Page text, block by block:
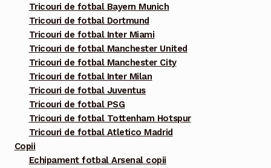
Tricouri de fotbal Bayern Munich
Tricouri de fotbal Dortmund
Tricouri de fotbal Inter Miami
Tricouri de fotbal Manchester United
Tricouri de fotbal Manchester City
Tricouri de fotbal Inter Milan
Tricouri de fotbal Juventus
Tricouri de fotbal PSG
Tricouri de fotbal Tottenham Hotspur
Tricouri de fotbal Atletico Madrid
Copii
Echipament fotbal Arsenal copii